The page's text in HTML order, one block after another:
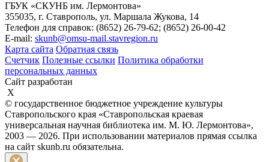
ГБУК «СКУНБ им. Лермонтова»
355035, г. Ставрополь, ул. Маршала Жукова, 14
Телефон для справок: (8652) 26-79-62; (8652) 26-00-42
E-mail: skunb@omsu-mail.stavregion.ru
Карта сайта Обратная связь
Счетчик Полезные ссылки Политика обработки
персональных данных
Сайт разработан
X
© государственное бюджетное учреждение культуры
Ставропольского края «Ставропольская краевая
универсальная научная библиотека им. М. Ю. Лермонтова»,
2003 — 2026. При использовании материалов прямая ссылка
на сайт skunb.ru обязательна.